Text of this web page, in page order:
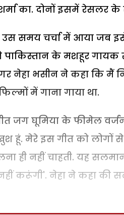
का. दोनों इसमें रेसलर के
समय चर्चा में आया जब
पाकिस्तान के मशहूर गायक
नेहा भसीन ने कहा कि मैं
में गाना गाया था.
जग घूमिया के फीमेल
मेरे इस गीत को लोगों से
ही नहीं चाहती. यह
करूंगी'. नेहा ने कहा की